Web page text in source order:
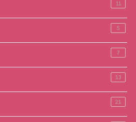
11
5
7
13
21